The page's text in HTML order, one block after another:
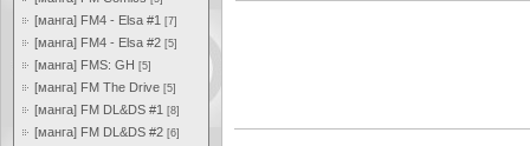
[манга] FM4 - Elsa #1 [7]
[манга] FM4 - Elsa #2 [5]
[манга] FMS: GH [5]
[манга] FM The Drive [5]
[манга] FM DL&DS #1 [8]
[манга] FM DL&DS #2 [6]